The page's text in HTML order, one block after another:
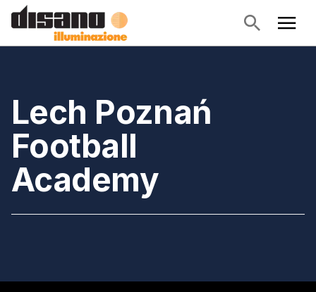
Lech Poznań
Football
Academy